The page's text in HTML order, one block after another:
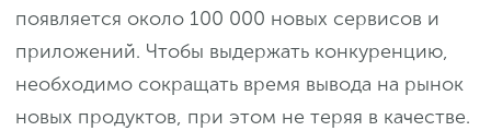
появляется около 100 000 новых сервисов и
приложений. Чтобы выдержать конкуренцию,
необходимо сокращать время вывода на рынок
новых продуктов, при этом не теряя в качестве.